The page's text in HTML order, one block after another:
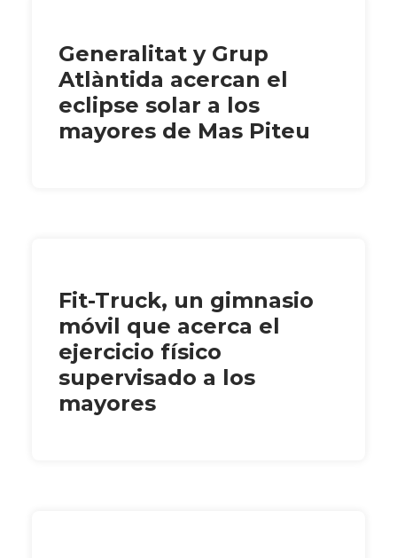
Generalitat y Grup
Atlàntida acercan el
eclipse solar a los
mayores de Mas Piteu
Fit-Truck, un gimnasio
móvil que acerca el
ejercicio físico
supervisado a los
mayores